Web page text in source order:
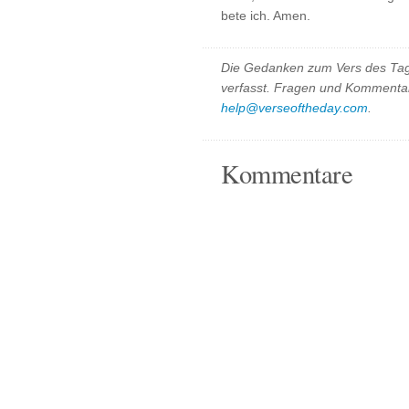
bete ich. Amen.
Die Gedanken zum Vers des
verfasst. Fragen und
help@verseoftheday.com
Kommentare